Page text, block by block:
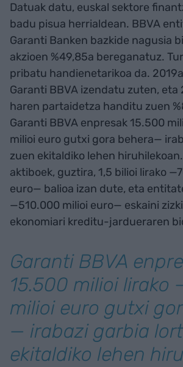
Datuak datu, euskal sektore
badu pisua herrialdean. BBVA
Garanti Banken bazkide nagusia
akzioen %49,85a bereganatuz.
pribatu handienetarikoa da.
Garanti BBVA izendatu zuten, eta
haren partaidetza handitu zuen
Garanti BBVA enpresak 15.500
milioi euro gutxi gora behera—
zuen ekitaldiko lehen
aktiboek, guztira, 1,5 bilioi lirako
euro— balioa izan dute, eta
—510.000 milioi euro— eskaini
ekonomiari kreditu-jardueraren
Garanti BBVA
15.500 milioi lirako
milioi euro gutxi
— irabazi garbia
ekitaldiko lehen